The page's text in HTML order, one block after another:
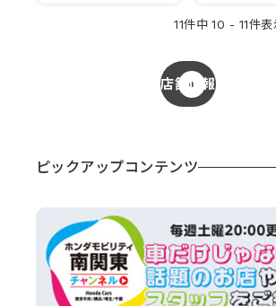
11件中 10 - 11件表
店舗情報
ピックアップコンテンツ